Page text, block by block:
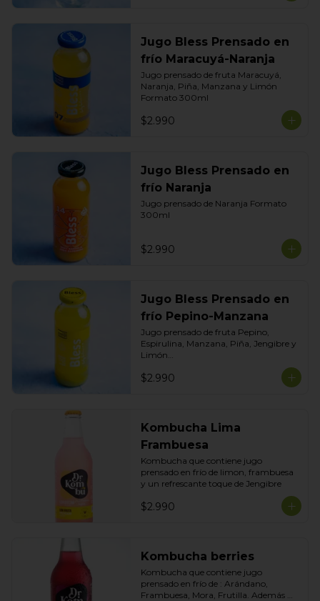
Jugo Bless Prensado en
frío Maracuyá-Naranja
Jugo prensado de fruta Maracuyá,
Naranja, Piña, Manzana y Limón
Formato 300ml
$2.990
Jugo Bless Prensado en
frío Naranja
Jugo prensado de Naranja Formato
300ml
$2.990
Jugo Bless Prensado en
frío Pepino-Manzana
Jugo prensado de fruta Pepino,
Espirulina, Manzana, Piña, Jengibre y
Limón
$2.990
Kombucha Lima
Frambuesa
Kombucha que contiene jugo
prensado en frío de limon, frambuesa
y un refrescante toque de Jengibre
$2.990
Kombucha berries
Kombucha que contiene jugo
prensado en frío de : Arándano,
Frambuesa, Mora, Frutilla. Además